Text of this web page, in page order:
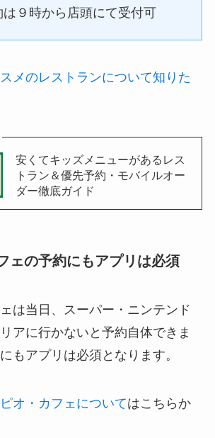
９時から店頭にて受付可
メのレストランについて知りた
安くてキッズメニューがあるレス
トラン＆優先予約・モバイルオー
ダー徹底ガイド
ェの予約にもアプリは必須
は当日、スーパー・ニンテンド
アに行かないと予約自体できま
もアプリは必須となります。
オ・カフェについてはこちらか